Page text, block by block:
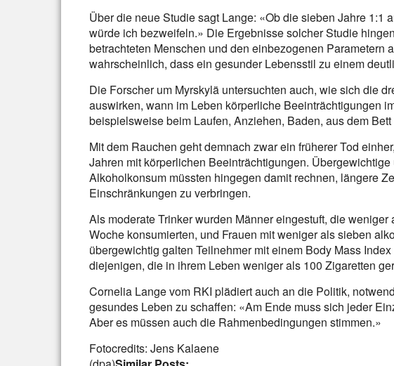
Über die neue Studie sagt Lange: «Ob die sieben Jahre 1:1
würde ich bezweifeln.» Die Ergebnisse solcher Studie
betrachteten Menschen und den einbezogenen Parametern
wahrscheinlich, dass ein gesunder Lebensstil zu einem
Die Forscher um Myrskylä untersuchten auch, wie sich die
auswirken, wann im Leben körperliche Beeinträchtigungen
beispielsweise beim Laufen, Anziehen, Baden, aus dem
Mit dem Rauchen geht demnach zwar ein früherer Tod
Jahren mit körperlichen Beeinträchtigungen.
Alkoholkonsum müssten hingegen damit rechnen, längere
Einschränkungen zu verbringen.
Als moderate Trinker wurden Männer eingestuft, die
Woche konsumierten, und Frauen mit weniger als sieben
übergewichtig galten Teilnehmer mit einem Body Mass
diejenigen, die in ihrem Leben weniger als 100 Zigaretten
Cornelia Lange vom RKI plädiert auch an die Politik,
gesundes Leben zu schaffen: «Am Ende muss sich jeder
Aber es müssen auch die Rahmenbedingungen stimmen.»
Fotocredits: Jens Kalaene